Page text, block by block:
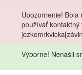
Upozornenie!
používať
Výborne! Nenašli